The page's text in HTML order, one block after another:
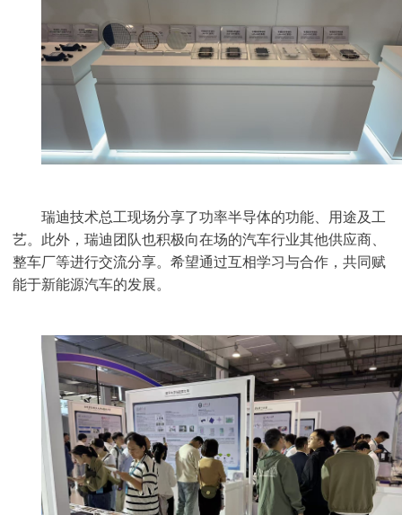
瑞迪技术总工现场分享了功率半导体的功能、用途及工
艺。此外，瑞迪团队也积极向在场的汽车行业其他供应商、
整车厂等进行交流分享。希望通过互相学习与合作，共同赋
能于新能源汽车的发展。